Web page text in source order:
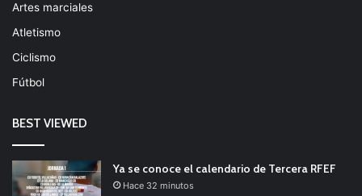
Artes marciales
Atletismo
Ciclismo
Fútbol
BEST VIEWED
Ya se conoce el calendario de Tercera RFEF
Hace 32 minutos